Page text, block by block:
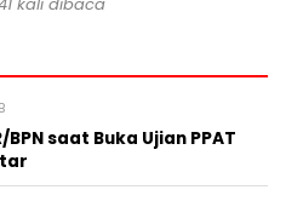
saat Buka Ujian PPAT